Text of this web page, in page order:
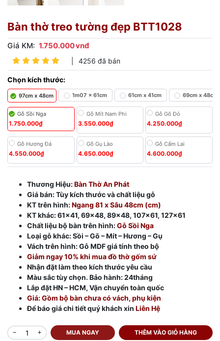
Bàn thờ treo tường đẹp BTT1028
Giá KM: 1.750.000vnđ
4256 đã bán
Chọn kích thước:
97cm x 48cm 1m07 x 61cm 61cm x 41cm 69cm x 48cm
Gỗ Sồi Nga
1.750.000₫
Gỗ Mít Nam Phi
3.550.000₫
Gỗ Gõ Đỏ
4.250.000₫
Gỗ Hương Đá
4.550.000₫
Gỗ Gụ Lào
4.650.000₫
Gỗ Cẩm Lai
4.600.000₫
Thương Hiệu:Bàn Thờ An Phát
Giá bán: Tùy kích thước và chất liệu gỗ
KT trên hình:Ngang 81 x Sâu 48cm (cm)
KT khác: 61×41, 69×48, 89×48, 107×61, 127×61
Chất liệu bộ bàn trên hình:Gỗ Sồi Nga
Loại gỗ khác: Sồi – Gõ – Mít – Hương – Gụ
Vách trên hình: Gỗ MDF giá tính theo bộ
Giảm ngay 10% khi mua đồ thờ gốm sứ
Nhận đặt làm theo kích thước yêu cầu
Màu sắc tùy chọn. Bảo hành: 24tháng
Lắp đặt HN – HCM, Vận chuyển toàn quốc
Giá: Gồm bộ bàn chưa có vách, phụ kiện
Để báo giá chi tiết quý khách xin Liên Hệ
MUA NGAY THÊM VÀO GIỎ HÀNG